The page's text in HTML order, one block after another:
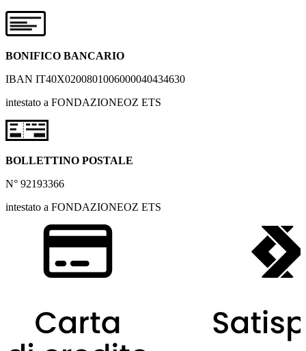
BONIFICO BANCARIO
IBAN IT40X0200801006000040434630
intestato a FONDAZIONEOZ ETS
BOLLETTINO POSTALE
N° 92193366
intestato a FONDAZIONEOZ ETS